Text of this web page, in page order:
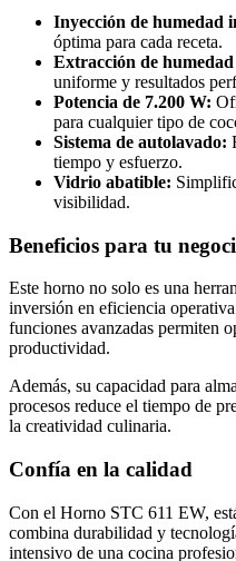
Inyección de humedad
óptima para cada receta.
Extracción de
uniforme y resultados
Potencia de 7.200 W:
para cualquier tipo de
Sistema de autolavado:
tiempo y esfuerzo.
Vidrio abatible:
visibilidad.
Beneficios para tu
Este horno no solo es una
inversión en eficiencia
funciones avanzadas permiten
productividad.
Además, su capacidad para
procesos reduce el tiempo de
la creatividad culinaria.
Confía en la calidad
Con el Horno STC 611 EW,
combina durabilidad y
intensivo de una cocina